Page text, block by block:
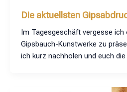
Die aktuellsten
Im Tagesgeschäft vergesse ich
Gipsbauch-Kunstwerke zu
ich kurz nachholen und euch